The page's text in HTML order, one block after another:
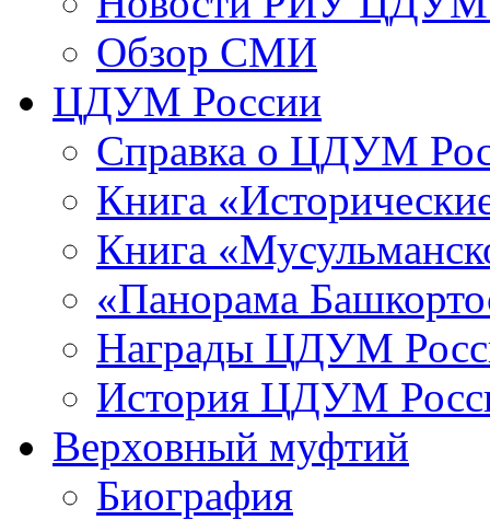
Обзор СМИ
ЦДУМ России
Справка о ЦДУМ
Книга
Книга
«Панорама
Награды ЦДУМ
История ЦДУМ
Верховный муфтий
Биография